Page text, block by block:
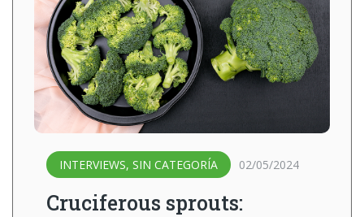
INTERVIEWS, SIN CATEGORÍA 02/05/2024
Cruciferous sprouts: